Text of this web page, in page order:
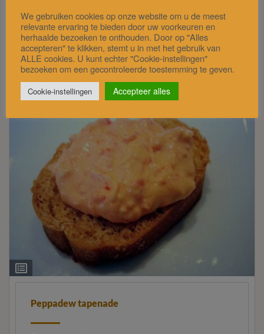
(4 / 5)
Ingrediëntenlijst
Peppadew tapenade
We gebruiken cookies op onze website om u de meest
relevante ervaring te bieden door uw voorkeuren en
herhaalde bezoeken te onthouden. Door op "Alles
accepteren" te klikken, stemt u in met het gebruik van
ALLE cookies. U kunt echter "Cookie-instellingen"
bezoeken om een gecontroleerde toestemming te geven.
Cookie-instellingen Accepteer alles